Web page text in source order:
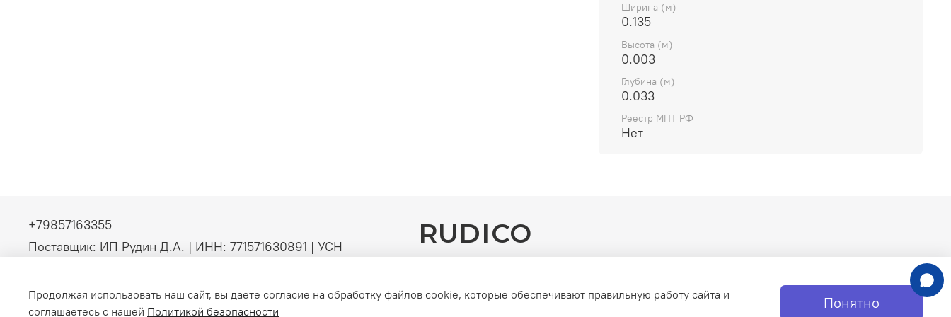
Ширина (м)
0.135
Высота (м)
0.003
Глубина (м)
0.033
Реестр МПТ РФ
Нет
+79857163355
Поставщик: ИП Рудин Д.А. | ИНН: 771571630891 | УСН
RUDICO
Интернет-магазин создан на inSales
Продолжая использовать наш сайт, вы даете согласие на обработку файлов cookie, которые обеспечивают правильную работу сайта и
соглашаетесь с нашей Политикой безопасности Понятно